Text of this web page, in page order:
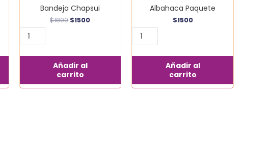
Bandeja Chapsui
$1800 $1500
Añadir al
carrito
Albahaca Paquete
$1500
Añadir al
carrito